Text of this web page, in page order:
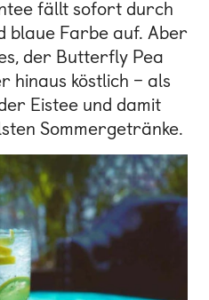
fällt sofort durch
blaue Farbe auf. Aber
der Butterfly Pea
hinaus köstlich – als
Eistee und damit
Sommergetränke.